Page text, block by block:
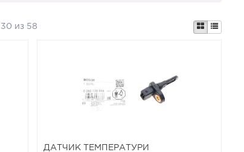
30 из 58
ДАТЧИК ТЕМПЕPАТУPИ